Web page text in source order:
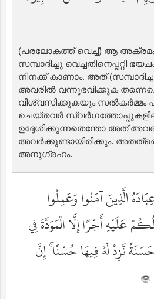
(പരലോകത്ത് വെച്ച്‌) ആ
സമ്പാദിച്ചു വെച്ചതിനെപ്പറ്റി
നിനക്ക് കാണാം. അത്
അവരില്‍ വന്നുഭവിക്കുക
വിശ്വസിക്കുകയും സല്‍കര്‍മ്മം
ചെയ്തവര്‍
ഉദ്ദേശിക്കുന്നതെന്തോ അത്
അവര്‍ക്കുണ്ടായിരിക്കും.
അനുഗ്രഹം.
الَّذِينَ آمَنُوا وَعَمِلُوا
عَلَيْهِ أَجْرًا إِلَّا الْمَوَدَّةَ فِي
نَّزِدْ لَهُ فِيهَا حُسْنًا ۚ إِنَّ